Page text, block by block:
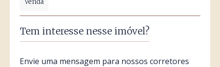
Venda
Tem interesse nesse imóvel?
Envie uma mensagem para nossos corretores